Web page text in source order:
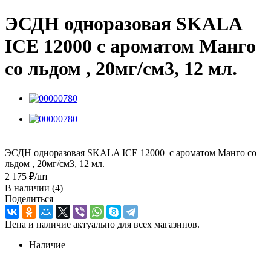
ЭСДН одноразовая SKALA
ICE 12000 с ароматом Манго
со льдом , 20мг/см3, 12 мл.
ЭСДН одноразовая SKALA ICE 12000 с ароматом Манго со
льдом , 20мг/см3, 12 мл.
2 175 ₽/шт
В наличии (4)
Поделиться
Цена и наличие актуально для всех магазинов.
Наличие